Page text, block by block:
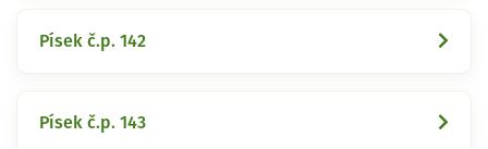
Písek č.p. 142
Písek č.p. 143